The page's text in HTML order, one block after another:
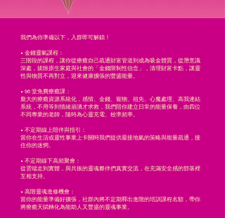
我們為你準備以下，入群即可解鎖！
• 金錢靈氣課程：
三階段的課程，讓你從療癒自己疏通財富管道到成為吸金體質，從潛意識
深處，拔除原生家庭與社會的「金錢限制性信念」，清理財富卡點，讓靈
性與物質不再對立，迎來健康擴張的豐盛能量。​
• 96 堂免費療癒課：
龐大的療癒資源系統化，感情、金錢、寵物、祖先、心魔處理、高我連結
系統，不用等到情緒崩潰才求救，我們陪你建立日常的能量保養，由四位
不同專業的老師，隨時為心靈充電、校準頻率。​
• 不定期線上陪伴與指引：
當你在生活或靈性事業上卡關時我們提供最接地氣的策略與能量疏通，接
住你的迷惘。​
• 不定期線下高頻聚會：
從雲端走到實體，與共振的靈魂夥伴們真實交流，在充滿安全感的部落裡
互相支持。​
• 高階靈魂進修機會：
當你的能量準備好擴張，社群內將不定期釋出進階的培訓課程名額，帶你
將療癒天賦轉化為能助人又豐盛的靈魂事業。​